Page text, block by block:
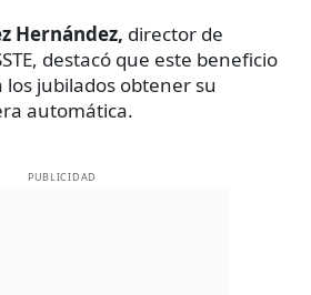
Hernández, director de
destacó que este beneficio
jubilados obtener su
automática.
PUBLICIDAD